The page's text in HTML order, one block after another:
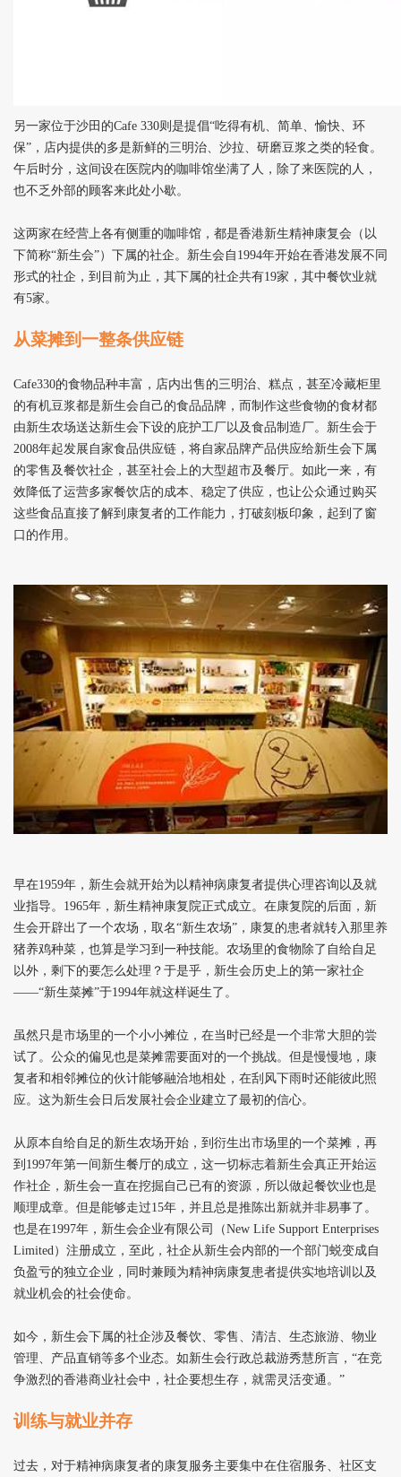
另一家位于沙田的Cafe 330则是提倡“吃得有机、简单、愉快、环
保”，店内提供的多是新鲜的三明治、沙拉、研磨豆浆之类的轻食。
午后时分，这间设在医院内的咖啡馆坐满了人，除了来医院的人，
也不乏外部的顾客来此处小歇。
这两家在经营上各有侧重的咖啡馆，都是香港新生精神康复会（以
下简称“新生会”）下属的社企。新生会自1994年开始在香港发展不同
形式的社企，到目前为止，其下属的社企共有19家，其中餐饮业就
有5家。
从菜摊到一整条供应链
Cafe330的食物品种丰富，店内出售的三明治、糕点，甚至冷藏柜里
的有机豆浆都是新生会自己的食品品牌，而制作这些食物的食材都
由新生农场送达新生会下设的庇护工厂以及食品制造厂。新生会于
2008年起发展自家食品供应链，将自家品牌产品供应给新生会下属
的零售及餐饮社企，甚至社会上的大型超市及餐厅。如此一来，有
效降低了运营多家餐饮店的成本、稳定了供应，也让公众通过购买
这些食品直接了解到康复者的工作能力，打破刻板印象，起到了窗
口的作用。
早在1959年，新生会就开始为以精神病康复者提供心理咨询以及就
业指导。1965年，新生精神康复院正式成立。在康复院的后面，新
生会开辟出了一个农场，取名“新生农场”，康复的患者就转入那里养
猪养鸡种菜，也算是学习到一种技能。农场里的食物除了自给自足
以外，剩下的要怎么处理？于是乎，新生会历史上的第一家社企
——“新生菜摊”于1994年就这样诞生了。
虽然只是市场里的一个小小摊位，在当时已经是一个非常大胆的尝
试了。公众的偏见也是菜摊需要面对的一个挑战。但是慢慢地，康
复者和相邻摊位的伙计能够融洽地相处，在刮风下雨时还能彼此照
应。这为新生会日后发展社会企业建立了最初的信心。
从原本自给自足的新生农场开始，到衍生出市场里的一个菜摊，再
到1997年第一间新生餐厅的成立，这一切标志着新生会真正开始运
作社企，新生会一直在挖掘自己已有的资源，所以做起餐饮业也是
顺理成章。但是能够走过15年，并且总是推陈出新就并非易事了。
也是在1997年，新生会企业有限公司（New Life Support Enterprises
Limited）注册成立，至此，社企从新生会内部的一个部门蜕变成自
负盈亏的独立企业，同时兼顾为精神病康复患者提供实地培训以及
就业机会的社会使命。
如今，新生会下属的社企涉及餐饮、零售、清洁、生态旅游、物业
管理、产品直销等多个业态。如新生会行政总裁游秀慧所言，“在竞
争激烈的香港商业社会中，社企要想生存，就需灵活变通。”
训练与就业并存
过去，对于精神病康复者的康复服务主要集中在住宿服务、社区支